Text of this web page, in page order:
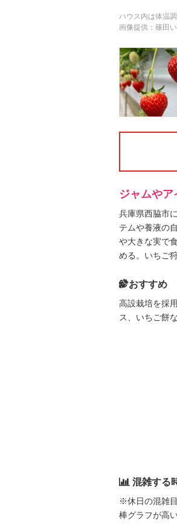
ハウス内は体温
画像提供：篠田
ジャムや
兵庫県西脇市
テムや養液の
や大きな実で
める。いちご
おすすめ
高設栽培を採
ス、いちご餅
混雑する
※休日の混雑
棒グラフが高